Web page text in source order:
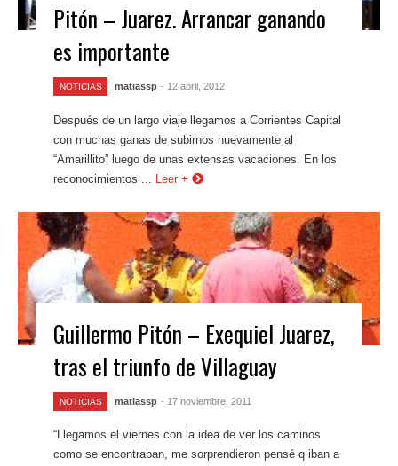
Pitón – Juarez. Arrancar ganando
es importante
NOTICIAS matiassp - 12 abril, 2012
Después de un largo viaje llegamos a Corrientes Capital
con muchas ganas de subirnos nuevamente al
“Amarillito” luego de unas extensas vacaciones. En los
reconocimientos ...
Leer +
Guillermo Pitón – Exequiel Juarez,
tras el triunfo de Villaguay
NOTICIAS matiassp - 17 noviembre, 2011
“Llegamos el viernes con la idea de ver los caminos
como se encontraban, me sorprendieron pensé q iban a